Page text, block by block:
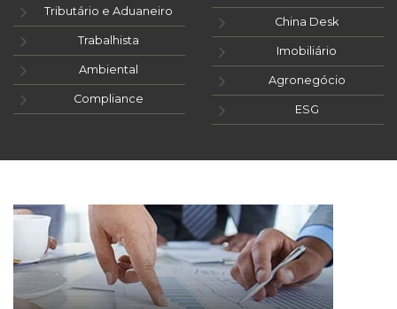
Tributário e Aduaneiro
Trabalhista
Ambiental
Compliance
China Desk
Imobiliário
Agronegócio
ESG